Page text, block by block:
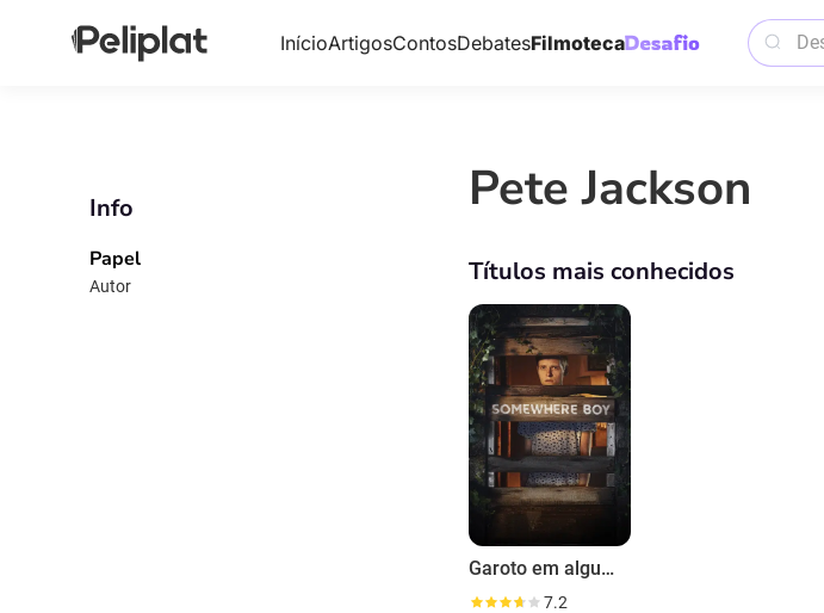
InícioArtigosContosDebatesFilmoteca
Info
Papel
Autor
Pete Jackson
Títulos mais conhecidos
Garoto em algum lugar
7.2